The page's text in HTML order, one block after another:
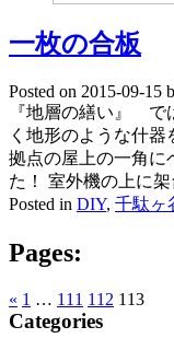
一枚の合板
Posted on 2015-09-15
『地層の繕い』 で
く地形のような什器
拠点の屋上の一角に
た！ 室外機の上に
Posted in DIY, 千駄ヶ
Pages:
« 1 … 111 112 113
Categories